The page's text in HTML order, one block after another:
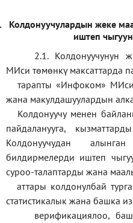
Колдонуучулардын жеке
иштеп
2.1. Колдонуучунун
МИси төмөнкү максаттарда
тарапты «Инфоком»
жана макулдашуулардын
Колдонуучу менен
пайдаланууга,
Колдонуучудан
билдирмелерди иштеп
суроо-талаптарды жана
аттары колдонулбай
статистикалык жана башка
верификациялоо,